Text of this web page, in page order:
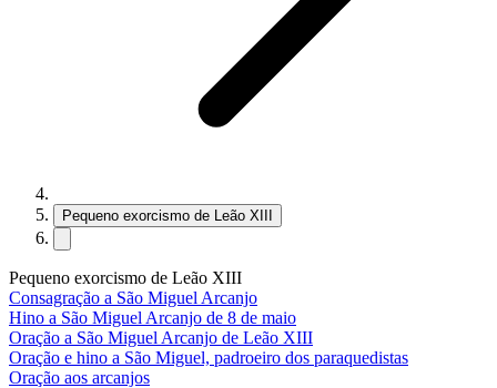
Pequeno exorcismo de Leão XIII
Pequeno exorcismo de Leão XIII
Consagração a São Miguel Arcanjo
Hino a São Miguel Arcanjo de 8 de maio
Oração a São Miguel Arcanjo de Leão XIII
Oração e hino a São Miguel, padroeiro dos paraquedistas
Oração aos arcanjos